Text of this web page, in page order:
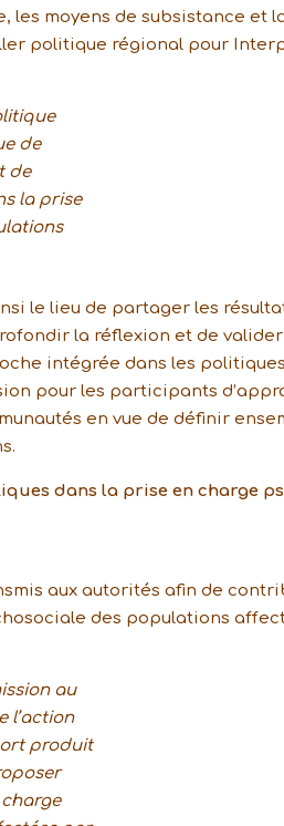
les moyens de subsistance et
politique régional pour
de
de
la prise
le lieu de partager les
la réflexion et de
intégrée dans les
pour les participants
en vue de définir
dans la prise en charge
aux autorités afin de
des populations
au
l’action
produit